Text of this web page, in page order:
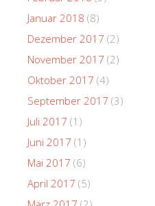
Januar 2018 (8)
Dezember 2017 (2)
November 2017 (2)
Oktober 2017 (4)
September 2017 (3)
Juli 2017 (1)
Juni 2017 (1)
Mai 2017 (6)
April 2017 (5)